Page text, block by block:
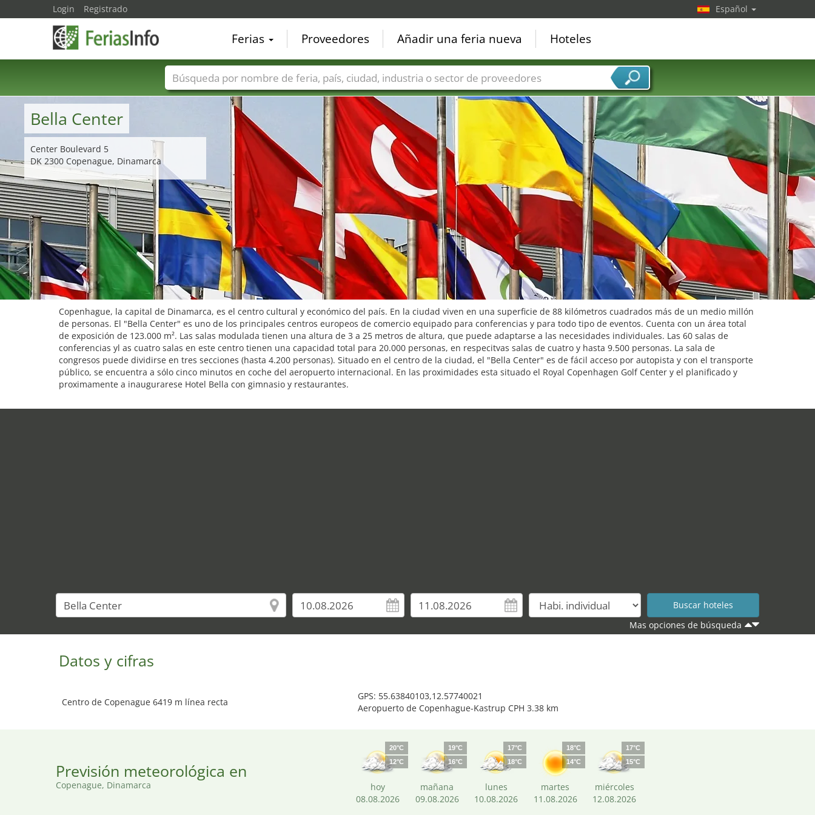
Bella Center
Center Boulevard 5
DK 2300 Copenague, Dinamarca
Copenhague, la capital de Dinamarca, es el centro cultural y económico del país. En la ciudad viven en una superficie de 88 kilómetros cuadrados más de un medio millón
de personas. El "Bella Center" es uno de los principales centros europeos de comercio equipado para conferencias y para todo tipo de eventos. Cuenta con un área total
de exposición de 123.000 m². Las salas modulada tienen una altura de 3 a 25 metros de altura, que puede adaptarse a las necesidades individuales. Las 60 salas de
conferencias yl as cuatro salas en este centro tienen una capacidad total para 20.000 personas, en respecitvas salas de cuatro y hasta 9.500 personas. La sala de
congresos puede dividirse en tres secciones (hasta 4.200 personas). Situado en el centro de la ciudad, el "Bella Center" es de fácil acceso por autopista y con el transporte
público, se encuentra a sólo cinco minutos en coche del aeropuerto internacional. En las proximidades esta situado el Royal Copenhagen Golf Center y el planificado y
proximamente a inaugurarese Hotel Bella con gimnasio y restaurantes.
Mas opciones de búsqueda
Datos y cifras
Centro de Copenague 6419 m línea recta
GPS: 55.63840103,12.57740021
Aeropuerto de Copenhague-Kastrup CPH 3.38 km
Previsión meteorológica en
Copenague, Dinamarca
20°C
12°C
hoy
08.08.2026
19°C
16°C
mañana
09.08.2026
17°C
18°C
lunes
10.08.2026
18°C
14°C
martes
11.08.2026
17°C
15°C
miércoles
12.08.2026
Login Registrado Español
Ferias Proveedores Añadir una feria nueva Hoteles
Nombres de ferias Países Ciudades Sectores de ferias Sectores de proveedor de servicios